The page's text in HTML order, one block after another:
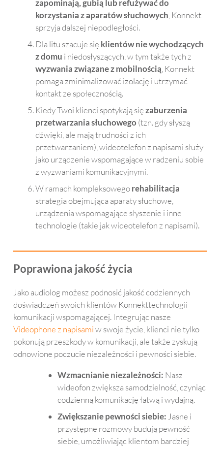
na
ekra
nie
dzięk
i
funk
zami
mow
y na
tekst
.
Powi
niene
był
go
mieć
już
o
temu
że
moż
czyt
ać
rozm
zapominają, gubią lub refużywać do
korzystania z aparatów słuchowych, Konnekt
sprzyja dalszej niepodległości.
Dla litu szacuje się klientów nie wychodzących
z domu i niedosłyszących, w tym także tych z
wyzwania związane z mobilnością, Konnekt
pomaga zminimalizować izolację i utrzymać
kontakt ze społecznością.
Kiedy Twoi klienci spotykają sięzaburzenia
przetwarzania słuchowego (tzn. gdy słyszą
dźwięki, ale mają trudności z ich
przetwarzaniem), wideotelefon z napisami służy
jako urządzenie wspomagające w radzeniu sobie
z wyzwaniami komunikacyjnymi.
W ramach kompleksowegorehabilitacja
strategia obejmująca aparaty słuchowe,
urządzenia wspomagające słyszenie i inne
technologie (takie jak wideotelefon z napisami).
Poprawiona jakość życia
Jako audiolog możesz podnosić jakość codziennych
doświadczeń swoich klientów Konnekttechnologii
komunikacji wspomagającej. Integrując nasze
Videophone z napisamiw swoje życie, klienci nie tylko
pokonują przeszkody w komunikacji, ale także zyskują
odnowione poczucie niezależności i pewności siebie.
Wzmacnianie niezależności: Nasz
wideofon zwiększa samodzielność, czyniąc
codzienną komunikację łatwą i wydajną.
Zwiększanie pewności siebie: Jasne i
przystępne rozmowy budują pewność
siebie, umożliwiając klientom bardziej